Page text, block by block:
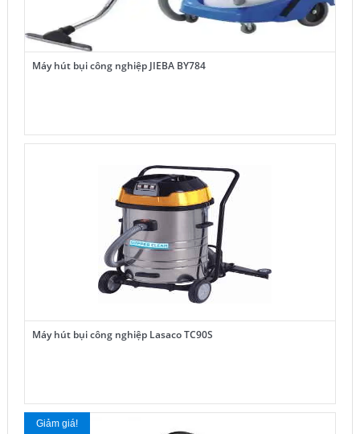
Máy hút bụi công nghiệp JIEBA BY784
Máy hút bụi công nghiệp Lasaco TC90S
Giảm giá!